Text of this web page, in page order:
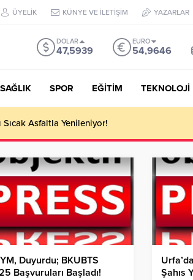
ÜYELİK KÜNYE VE İLETİŞİM YAZARLAR
DOLAR
47,5939
EURO
54,9646
SAĞLIK SPOR EĞİTİM TEKNOLOJİ
III Kapsamında 634,3 Milyon Lira Hibe
Duyurdu; BKUBTS
Başvuruları Başladı!
Şahıs